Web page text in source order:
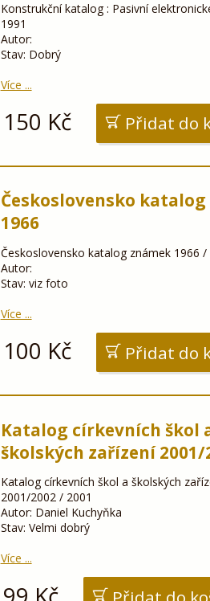
Konstrukční katalog : Pasivní
1991
Autor:
Stav: Dobrý
Více ...
150 Kč Přidat do
Československo
1966
Československo katalog známek 1966 /
Autor:
Stav: viz foto
Více ...
100 Kč Přidat do
Katalog církevních škol
školských zařízení 2001/
Katalog církevních škol a školských
2001/2002 / 2001
Autor: Daniel Kuchyňka
Stav: Velmi dobrý
Více ...